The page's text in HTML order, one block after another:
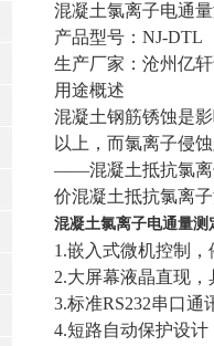
混凝土氯离子电通
产品型号：NJ-DTL
生产厂家：沧州亿
用途概述
混凝土钢筋锈蚀是
以上，而氯离子侵
——混凝土抵抗氯离
价混凝土抵抗氯离
混凝土氯离子电通量测
1.嵌入式微机控制
2.大屏幕液晶直现
3.标准RS232串口
4.短路自动保护设